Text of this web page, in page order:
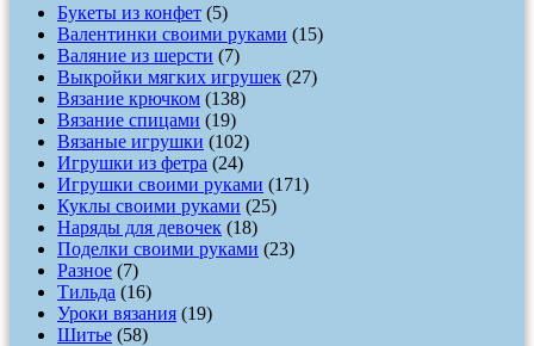
Букеты из конфет (5)
Валентинки своими руками (15)
Валяние из шерсти (7)
Выкройки мягких игрушек (27)
Вязание крючком (138)
Вязание спицами (19)
Вязаные игрушки (102)
Игрушки из фетра (24)
Игрушки своими руками (171)
Куклы своими руками (25)
Наряды для девочек (18)
Поделки своими руками (23)
Разное (7)
Тильда (16)
Уроки вязания (19)
Шитье (58)